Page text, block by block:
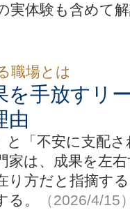
実体験も含めて
職場とは
を手放すリ
由
と「不安に支配
家は、成果を左
り方だと指摘す
。
（2026/4/15